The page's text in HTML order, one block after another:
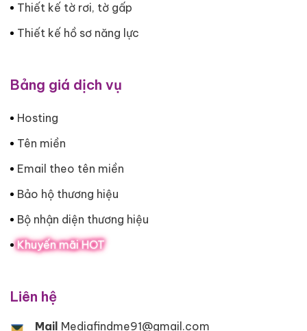
Thiết kế tờ rơi, tờ gấp
Thiết kế hồ sơ năng lực
Bảng giá dịch vụ
Hosting
Tên miền
Email theo tên miền
Bảo hộ thương hiệu
Bộ nhận diện thương hiệu
Khuyến mãi HOT
Liên hệ
Mail Mediafindme91@gmail.com